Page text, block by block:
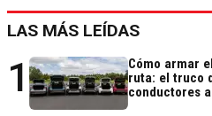
LAS MÁS LEÍDAS
1
Cómo armar
ruta: el truco
conductores